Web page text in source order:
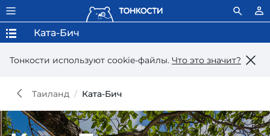
Тонкости используют сookie-файлы. Что это значит?
Ката-Бич
Таиланд Ката-Бич